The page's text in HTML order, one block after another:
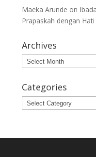
Maeka Arunde on
Prapaskah dengan
Archives
Archives
Categories
Categories